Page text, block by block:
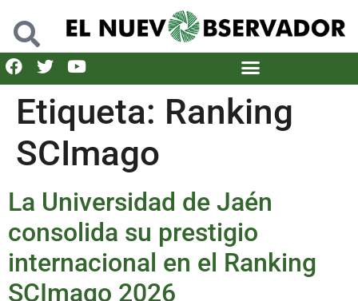
Etiqueta: Ranking
SCImago
La Universidad de Jaén
consolida su prestigio
internacional en el Ranking
SCImago 2026